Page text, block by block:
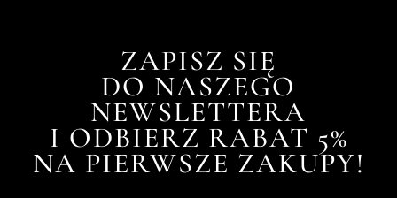
ZAPISZ SIĘ
DO NASZEGO
NEWSLETTERA
I ODBIERZ RABAT 5%
NA PIERWSZE ZAKUPY!